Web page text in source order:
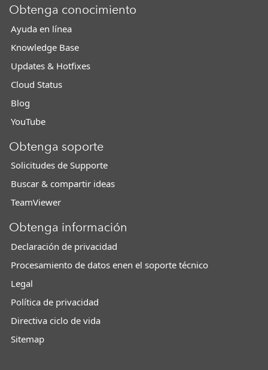
Obtenga conocimiento
Ayuda en línea
Knowledge Base
Updates & Hotfixes
Cloud Status
Blog
YouTube
Obtenga soporte
Solicitudes de Supporte
Buscar & compartir ideas
TeamViewer
Obtenga información
Declaración de privacidad
Procesamiento de datos enen el soporte técnico
Legal
Política de privacidad
Directiva ciclo de vida
Sitemap